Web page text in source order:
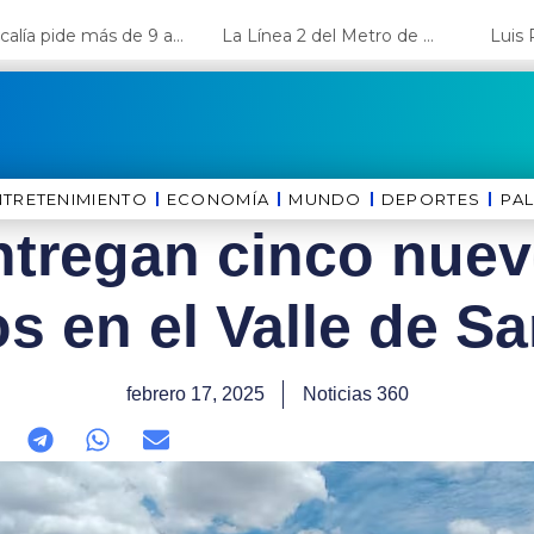
Fiscalía pide más de 9 años de cárcel para el diputado de oposición Harvey Colchado La Línea 2 del Metro de Lima y el Ramal 4 alcanzan un avance del 80%
ECONOMÍA MUNDO DEPORTES
cinco
en el Valle de
febrero 17, 2025 Noticias 360